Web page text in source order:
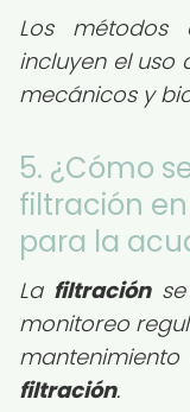
Los métodos
incluyen el uso
mecánicos y
5. ¿Cómo
filtración
para la
La filtraciónse
monitoreo
filtración.